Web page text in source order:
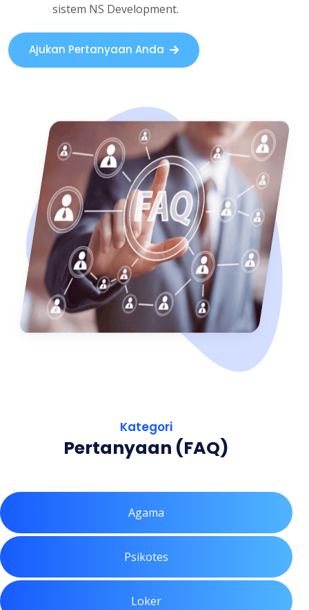
sistem NS Development.
Ajukan Pertanyaan Anda
Kategori
Pertanyaan (FAQ)
Agama
Psikotes
Loker